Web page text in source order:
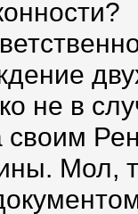
не в
Мол,